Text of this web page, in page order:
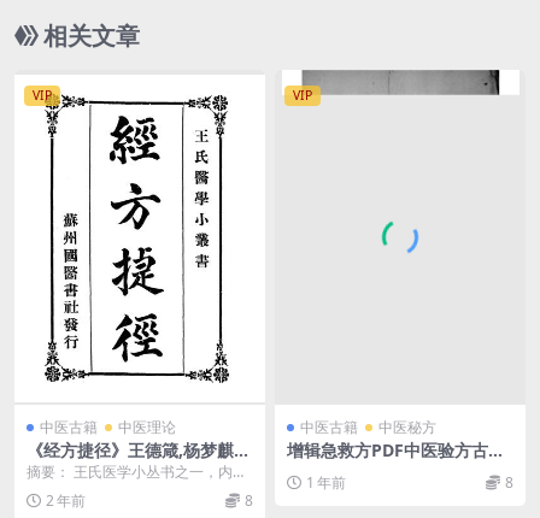
相关文章
VIP
中医古籍 中医理论
《经方捷径》王德箴,杨梦麒
著-国医编译馆-民国廿四年[19
35]-pdf古籍下载
摘要： 王氏医学小丛书之一，内
分：内经方歌括、金匮方歌括及伤
寒方歌括3卷。经方捷...
2 年前 8
VIP
中医古籍 中医秘方
增辑急救方PDF中医验方古籍
1 年前 8